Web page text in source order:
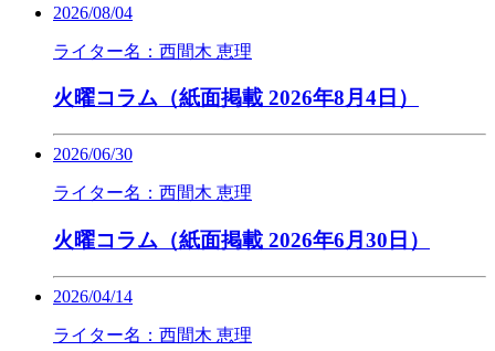
2026/08/04
ライター名：西間木 恵理
火曜コラム（紙面掲載 2026年8月4日）
2026/06/30
ライター名：西間木 恵理
火曜コラム（紙面掲載 2026年6月30日）
2026/04/14
ライター名：西間木 恵理